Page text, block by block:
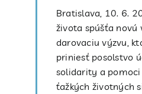
Bratislava, 10. 6.
života spúšťa novú
darovaciu výzvu,
priniesť posolstvo
solidarity a
ťažkých životných